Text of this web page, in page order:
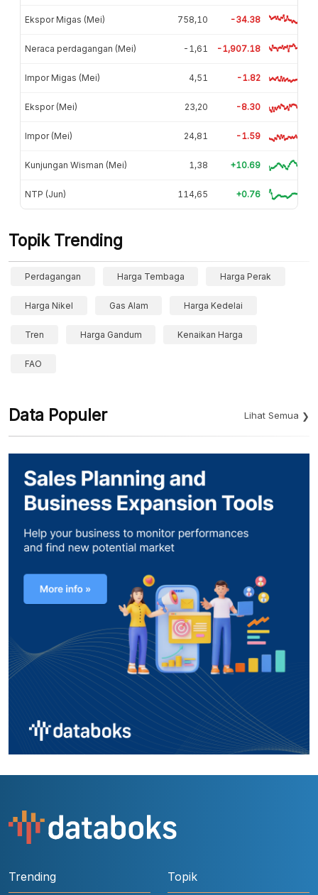
Ekspor Migas (Mei) 758,10 -34.38
Neraca perdagangan (Mei) -1,61 -1,907.18
Impor Migas (Mei) 4,51 -1.82
Ekspor (Mei) 23,20 -8.30
Impor (Mei) 24,81 -1.59
Kunjungan Wisman (Mei) 1,38 +10.69
NTP (Jun) 114,65 +0.76
Topik Trending
Perdagangan Harga Tembaga Harga Perak
Harga Nikel Gas Alam Harga Kedelai
Tren Harga Gandum Kenaikan Harga
FAO
Data Populer Lihat Semua
Trending Topik